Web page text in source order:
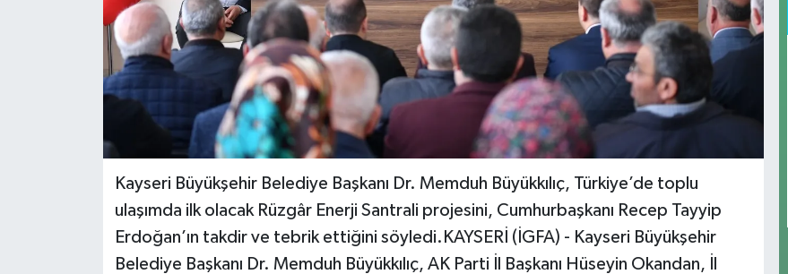
Kayseri Büyükşehir Belediye Başkanı Dr. Memduh Büyükkılıç, Türkiye’de toplu
ulaşımda ilk olacak Rüzgâr Enerji Santrali projesini, Cumhurbaşkanı Recep Tayyip
Erdoğan’ın takdir ve tebrik ettiğini söyledi.KAYSERİ (İGFA) - Kayseri Büyükşehir
Belediye Başkanı Dr. Memduh Büyükkılıç, AK Parti İl Başkanı Hüseyin Okandan, İl